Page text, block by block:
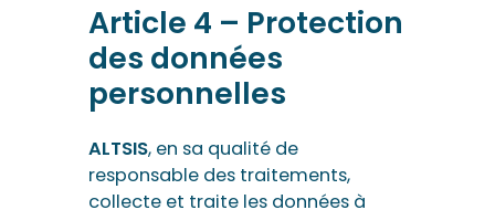
Article 4 – Protection
des données
personnelles
ALTSIS, en sa qualité de
responsable des traitements,
collecte et traite les données à